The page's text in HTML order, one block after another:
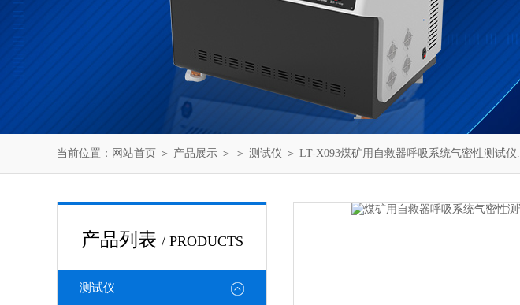
当前位置： 网站首页 ＞ 产品展示 ＞ ＞ 测试仪 ＞ LT-X093煤矿用自救器呼吸系统气密性测试仪.
产品列表 / PRODUCTS
测试仪